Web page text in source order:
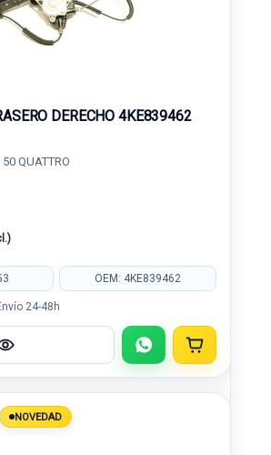
DERECHO 4KE839462
QUATTRO
OEM: 4KE839462
24-48h
NOVEDAD